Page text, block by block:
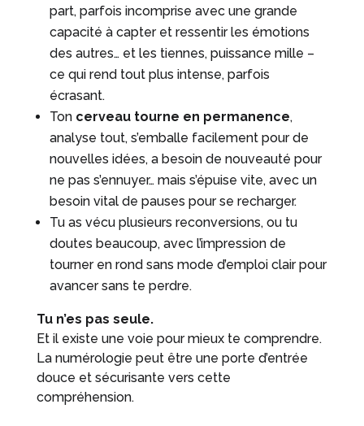
part, parfois incomprise avec une grande
capacité à capter et ressentir les émotions
des autres… et les tiennes, puissance mille –
ce qui rend tout plus intense, parfois
écrasant.
Ton cerveau tourne en permanence,
analyse tout, s’emballe facilement pour de
nouvelles idées, a besoin de nouveauté pour
ne pas s’ennuyer… mais s’épuise vite, avec un
besoin vital de pauses pour se recharger.
Tu as vécu plusieurs reconversions, ou tu
doutes beaucoup, avec l’impression de
tourner en rond sans mode d’emploi clair pour
avancer sans te perdre.
Tu n’es pas seule.
Et il existe une voie pour mieux te comprendre.
La numérologie peut être une porte d’entrée
douce et sécurisante vers cette
compréhension.